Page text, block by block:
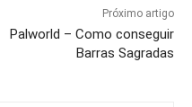
Próximo artigo
Palworld – Como conseguir
Barras Sagradas